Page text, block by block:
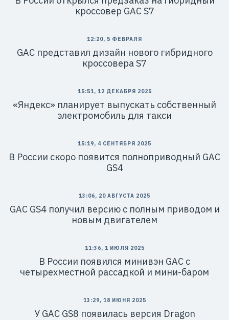
кроссовер GAC S7
12:20, 5 ФЕВРАЛЯ
GAC представил дизайн нового гибридного
кроссовера S7
15:51, 12 ДЕКАБРЯ 2025
«Яндекс» планирует выпускать собственный
электромобиль для такси
15:19, 4 СЕНТЯБРЯ 2025
В России скоро появится полноприводный GAC
GS4
13:06, 20 АВГУСТА 2025
GAC GS4 получил версию с полным приводом и
новым двигателем
11:36, 1 ИЮЛЯ 2025
В России появился минивэн GAC с
четырехместной рассадкой и мини-баром
13:29, 18 ИЮНЯ 2025
У GAC GS8 появилась версия Dragon